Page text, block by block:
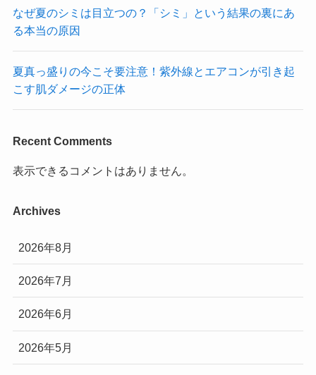
なぜ夏のシミは目立つの？「シミ」という結果の裏にあ
る本当の原因
夏真っ盛りの今こそ要注意！紫外線とエアコンが引き起
こす肌ダメージの正体
Recent Comments
表示できるコメントはありません。
Archives
2026年8月
2026年7月
2026年6月
2026年5月